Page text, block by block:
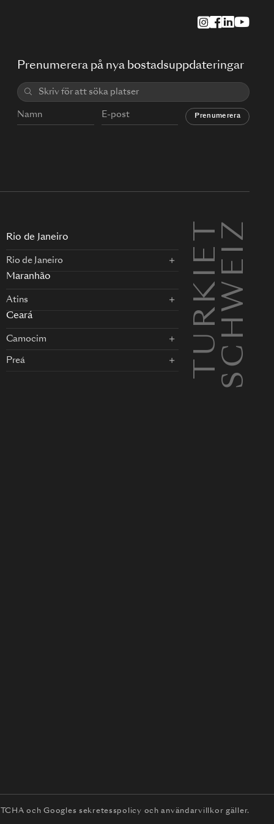
Prenumerera på nya bostadsuppdateringar
Prenumerera
Rio de Janeiro
Rio de Janeiro
Maranhão
Atins
Ceará
Camocim
Preá TURKIETSCHWEIZ
ochGoogles sekretesspolicy ochanvändarvillkor gäller.